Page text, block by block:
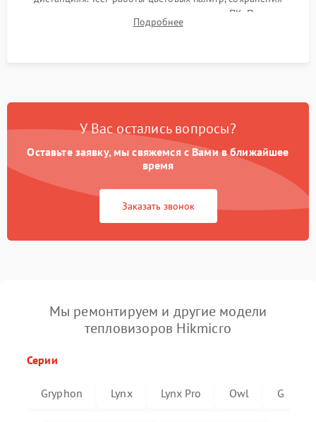
термограмм в память и передачи данных на ПК. Проверка
автономности работы и итоговый контроль качества.
Подробнее
У Вас остались вопросы?
Оставьте заявку, мы свяжемся с Вами в ближайшее
время
Заказать звонок
Мы ремонтируем и другие модели
тепловизоров Hikmicro
Серии
Gryphon Lynx Lynx Pro Owl G